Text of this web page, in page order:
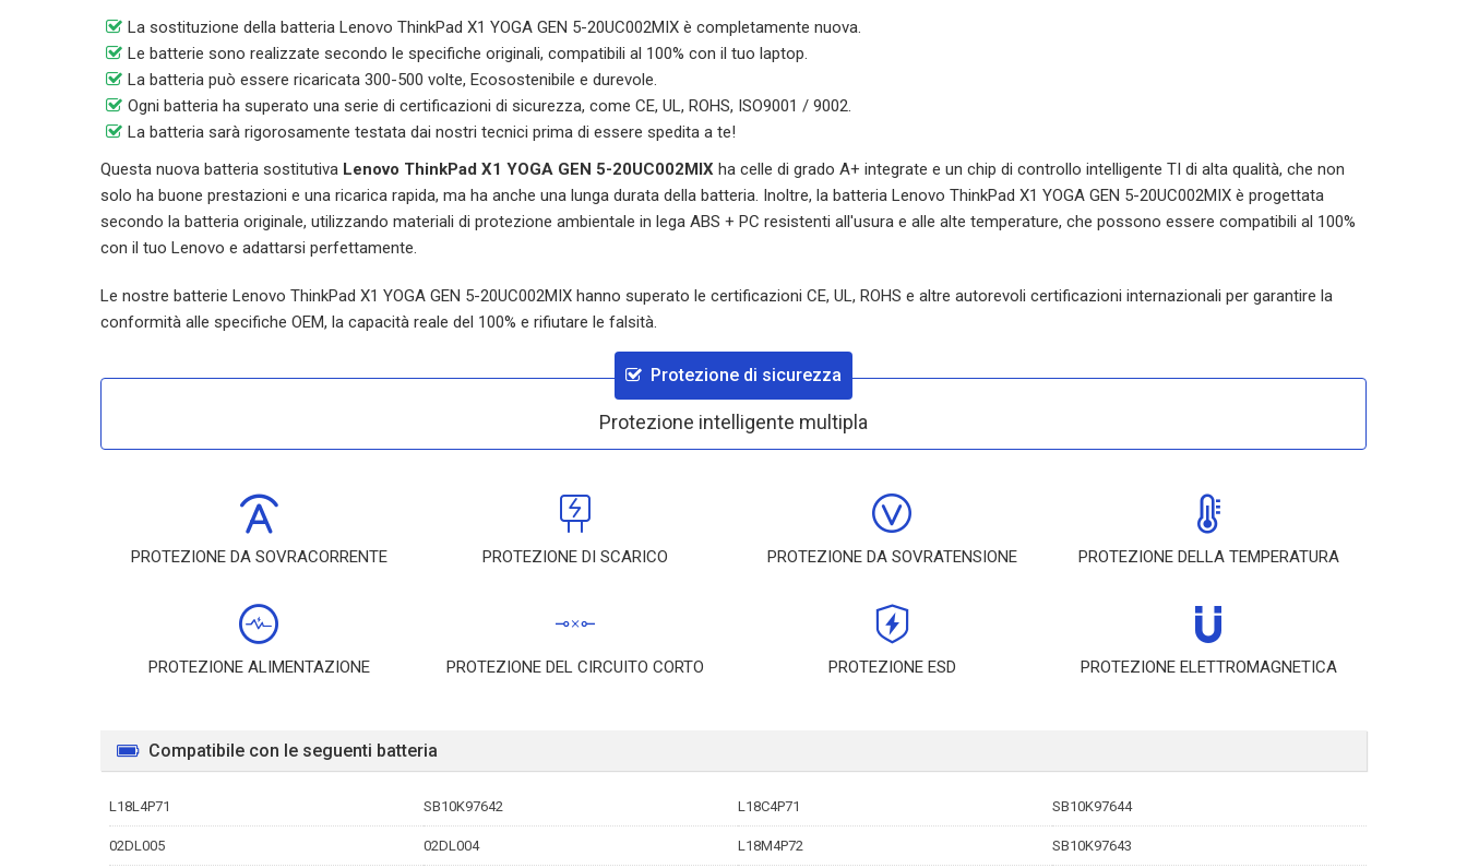
La sostituzione della batteria Lenovo ThinkPad X1 YOGA GEN 5-20UC002MIX è completamente nuova.
Le batterie sono realizzate secondo le specifiche originali, compatibili al 100% con il tuo laptop.
La batteria può essere ricaricata 300-500 volte, Ecosostenibile e durevole.
Ogni batteria ha superato una serie di certificazioni di sicurezza, come CE, UL, ROHS, ISO9001 / 9002.
La batteria sarà rigorosamente testata dai nostri tecnici prima di essere spedita a te!
Questa nuova batteria sostitutiva Lenovo ThinkPad X1 YOGA GEN 5-20UC002MIX ha celle di grado A+ integrate e un chip di controllo intelligente TI di alta qualità, che non
solo ha buone prestazioni e una ricarica rapida, ma ha anche una lunga durata della batteria. Inoltre, la batteria Lenovo ThinkPad X1 YOGA GEN 5-20UC002MIX è progettata
secondo la batteria originale, utilizzando materiali di protezione ambientale in lega ABS + PC resistenti all'usura e alle alte temperature, che possono essere compatibili al 100%
con il tuo Lenovo e adattarsi perfettamente.
Le nostre batterie Lenovo ThinkPad X1 YOGA GEN 5-20UC002MIX hanno superato le certificazioni CE, UL, ROHS e altre autorevoli certificazioni internazionali per garantire la
conformità alle specifiche OEM, la capacità reale del 100% e rifiutare le falsità.
Protezione di sicurezza
Protezione intelligente multipla
PROTEZIONE DA SOVRACORRENTE PROTEZIONE DI SCARICO PROTEZIONE DA SOVRATENSIONE PROTEZIONE DELLA TEMPERATURA
PROTEZIONE ALIMENTAZIONE PROTEZIONE DEL CIRCUITO CORTO PROTEZIONE ESD PROTEZIONE ELETTROMAGNETICA
Compatibile con le seguenti batteria
L18L4P71 SB10K97642 L18C4P71 SB10K97644
02DL005 02DL004 L18M4P72 SB10K97643